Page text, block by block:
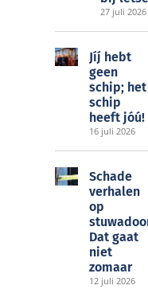
27 juli 2026
Jíj́ hebt
geen
schip; het
schip
heeft jóú!
16 juli 2026
Schade
verhalen
op
Dat gaat
niet
zomaar
12 juli 2026